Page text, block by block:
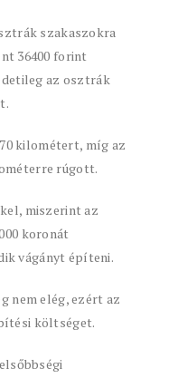
szakaszokra
36400 forint
az osztrák
kilométert, míg az
rúgott.
miszerint az
koronát
vágányt építeni.
nem elég, ezért az
költséget.